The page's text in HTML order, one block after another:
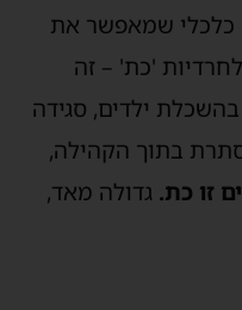
כלכלי שמאפשר את
'כת' – זה
ילדים, סגידה
בתוך הקהילה,
זו כת. גדולה מאד,